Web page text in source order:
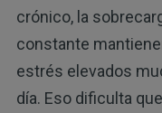
crónico, la
constante
estrés elevados
día. Eso dificulta